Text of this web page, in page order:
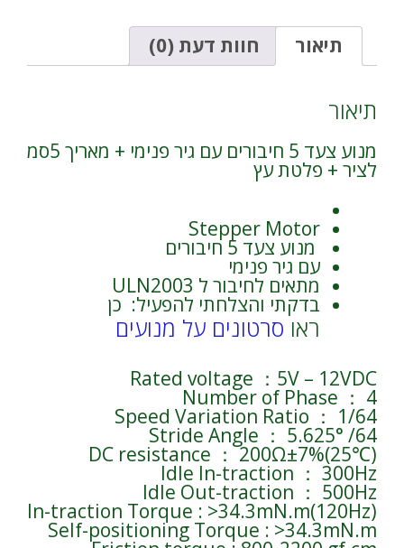
חיבורים
גיר
|
מתאים
ל
ULN2003
i
v
e
תיאור חוות דעת (0)
תיאור
מנוע צעד 5 חיבורים עם גיר פנימי + מאריך 5סמ
לציר + פלטת עץ
Stepper Motor
מנוע צעד 5 חיבורים
עם גיר פנימי
מתאים לחיבור ל ULN2003
בדקתי והצלחתי להפעיל: כן
ראו סרטונים על מנועים
Rated voltage ：5V – 12VDC
Number of Phase ： 4
Speed Variation Ratio ： 1/64
Stride Angle ： 5.625° /64
DC resistance ： 200Ω±7%(25℃)
Idle In-traction ： 300Hz
Idle Out-traction ： 500Hz
In-traction Torque : >34.3mN.m(120Hz)
Self-positioning Torque : >34.3mN.m